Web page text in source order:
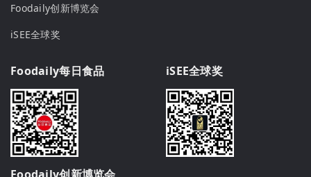
Foodaily创新博览会
iSEE全球奖
Foodaily每日食品 iSEE全球奖